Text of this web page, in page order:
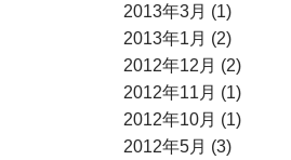
2013年3月 (1)
2013年1月 (2)
2012年12月 (2)
2012年11月 (1)
2012年10月 (1)
2012年5月 (3)